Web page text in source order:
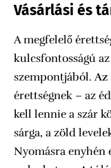
Vásárlási és
A megfelelő
kulcsfontosságú
szempontjából. Az
érettségnek – az
kell lennie a szár
sárga, a zöld
Nyomásra enyhén